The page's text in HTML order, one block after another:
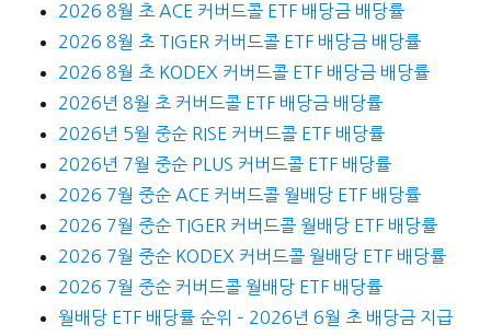
2026 8월 초 ACE 커버드콜 ETF 배당금 배당률
2026 8월 초 TIGER 커버드콜 ETF 배당금 배당률
2026 8월 초 KODEX 커버드콜 ETF 배당금 배당률
2026년 8월 초 커버드콜 ETF 배당금 배당률
2026년 5월 중순 RISE 커버드콜 ETF 배당률
2026년 7월 중순 PLUS 커버드콜 ETF 배당률
2026 7월 중순 ACE 커버드콜 월배당 ETF 배당률
2026 7월 중순 TIGER 커버드콜 월배당 ETF 배당률
2026 7월 중순 KODEX 커버드콜 월배당 ETF 배당률
2026 7월 중순 커버드콜 월배당 ETF 배당률
월배당 ETF 배당률 순위 – 2026년 6월 초 배당금 지급